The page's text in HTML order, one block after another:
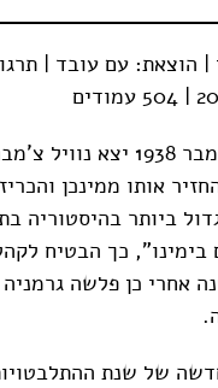
| הוצאת: עם עובד |
אחר צהריים לח ורטוב בספטמבר 1938
אותו ממינכן והכריז
ביותר בהיסטוריה
כך הבטיח
10. פחות משנה אחרי כן פלשה
של שנת